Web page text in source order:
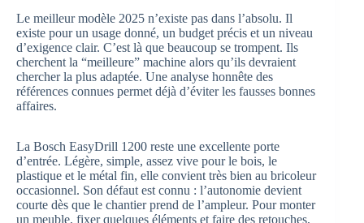
Le meilleur modèle 2025 n’existe pas dans l’absolu. Il
existe pour un usage donné, un budget précis et un niveau
d’exigence clair. C’est là que beaucoup se trompent. Ils
cherchent la “meilleure” machine alors qu’ils devraient
chercher la plus adaptée. Une analyse honnête des
références connues permet déjà d’éviter les fausses bonnes
affaires.
La Bosch EasyDrill 1200 reste une excellente porte
d’entrée. Légère, simple, assez vive pour le bois, le
plastique et le métal fin, elle convient très bien au bricoleur
occasionnel. Son défaut est connu : l’autonomie devient
courte dès que le chantier prend de l’ampleur. Pour monter
un meuble, fixer quelques éléments et faire des retouches,